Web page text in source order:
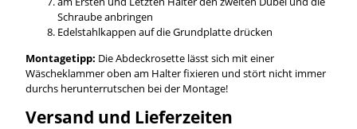
Schraube anbringen
Edelstahlkappen auf die Grundplatte drücken
Montagetipp: Die Abdeckrosette lässt sich mit einer
Wäscheklammer oben am Halter fixieren und stört nicht immer
durchs herunterrutschen bei der Montage!
Versand und Lieferzeiten